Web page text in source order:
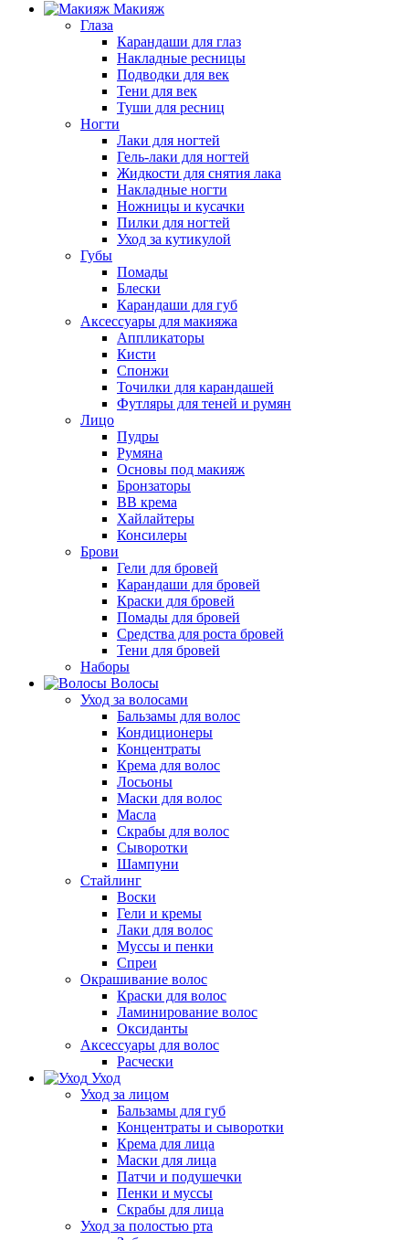
Макияж
Глаза
Карандаши для глаз
Накладные ресницы
Подводки для век
Тени для век
Туши для ресниц
Ногти
Лаки для ногтей
Гель-лаки для ногтей
Жидкости для снятия лака
Накладные ногти
Ножницы и кусачки
Пилки для ногтей
Уход за кутикулой
Губы
Помады
Блески
Карандаши для губ
Аксессуары для макияжа
Аппликаторы
Кисти
Спонжи
Точилки для карандашей
Футляры для теней и румян
Лицо
Пудры
Румяна
Основы под макияж
Бронзаторы
BB крема
Хайлайтеры
Консилеры
Брови
Гели для бровей
Карандаши для бровей
Краски для бровей
Помады для бровей
Средства для роста бровей
Тени для бровей
Наборы
Волосы
Уход за волосами
Бальзамы для волос
Кондиционеры
Концентраты
Крема для волос
Лосьоны
Маски для волос
Масла
Скрабы для волос
Сыворотки
Шампуни
Стайлинг
Воски
Гели и кремы
Лаки для волос
Муссы и пенки
Спреи
Окрашивание волос
Краски для волос
Ламинирование волос
Оксиданты
Аксессуары для волос
Расчески
Уход
Уход за лицом
Бальзамы для губ
Концентраты и сыворотки
Крема для лица
Маски для лица
Патчи и подушечки
Пенки и муссы
Скрабы для лица
Уход за полостью рта